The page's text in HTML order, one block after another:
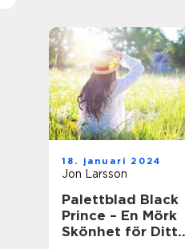
18. januari 2024
Jon Larsson
Palettblad Black
Prince – En Mörk
Skönhet för Ditt